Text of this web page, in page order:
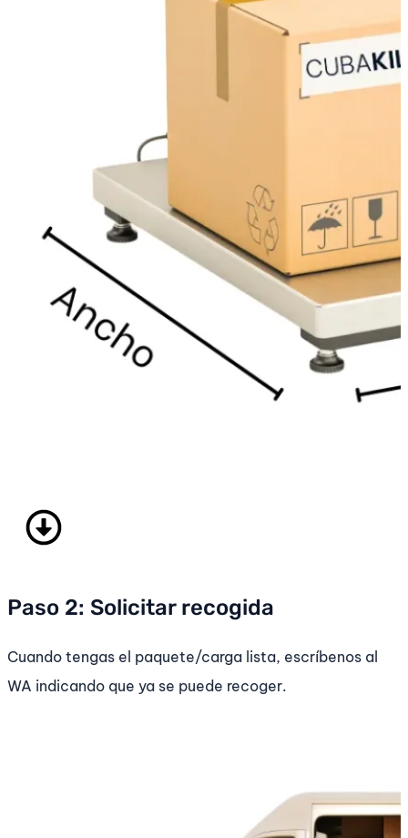
Paso 2: Solicitar recogida
Cuando tengas el paquete/carga lista, escríbenos al
WA indicando que ya se puede recoger.